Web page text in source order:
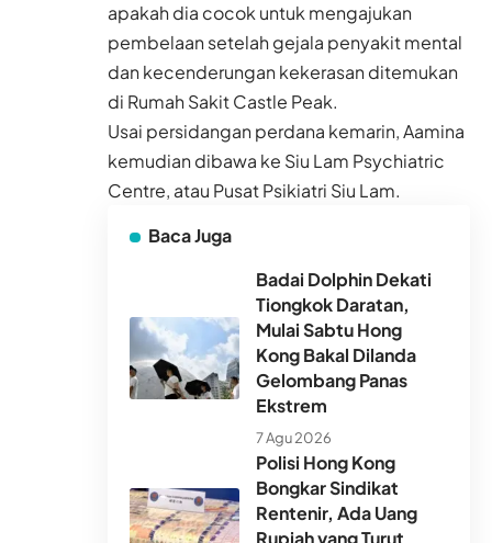
apakah dia cocok untuk mengajukan
pembelaan setelah gejala penyakit mental
dan kecenderungan kekerasan ditemukan
di Rumah Sakit Castle Peak.
Usai persidangan perdana kemarin, Aamina
kemudian dibawa ke Siu Lam Psychiatric
Centre, atau Pusat Psikiatri Siu Lam.
Baca Juga
Badai Dolphin Dekati
Tiongkok Daratan,
Mulai Sabtu Hong
Kong Bakal Dilanda
Gelombang Panas
Ekstrem
7 Agu 2026
Polisi Hong Kong
Bongkar Sindikat
Rentenir, Ada Uang